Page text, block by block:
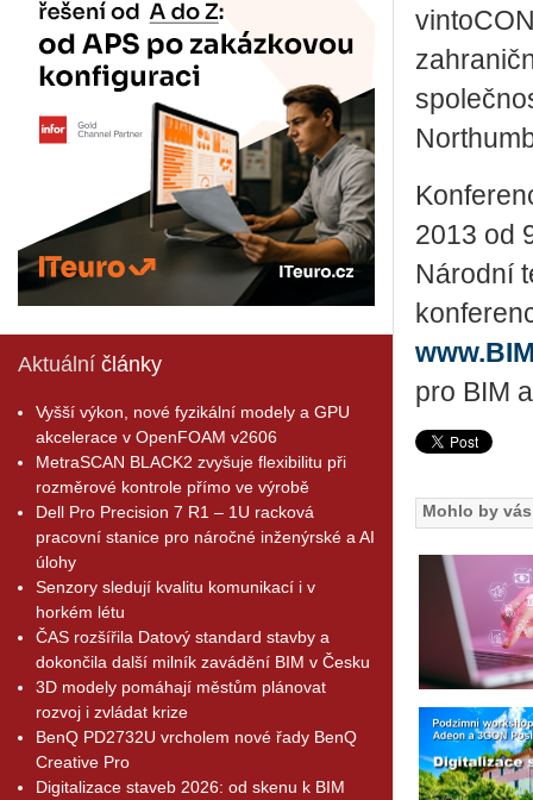
Aktuální články
Vyšší výkon, nové fyzikální modely a GPU
akcelerace v OpenFOAM v2606
MetraSCAN BLACK2 zvyšuje flexibilitu při
rozměrové kontrole přímo ve výrobě
Dell Pro Precision 7 R1 – 1U racková
pracovní stanice pro náročné inženýrské a AI
úlohy
Senzory sledují kvalitu komunikací i v
horkém létu
ČAS rozšířila Datový standard stavby a
dokončila další milník zavádění BIM v Česku
3D modely pomáhají městům plánovat
rozvoj i zvládat krize
BenQ PD2732U vrcholem nové řady BenQ
Creative Pro
Digitalizace staveb 2026: od skenu k BIM
2013 od
Národní
pro BIM
Mohlo by